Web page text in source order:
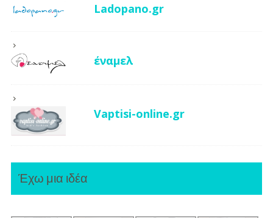
Ladopano.gr
έναμελ
Vaptisi-online.gr
Έχω μια ιδέα